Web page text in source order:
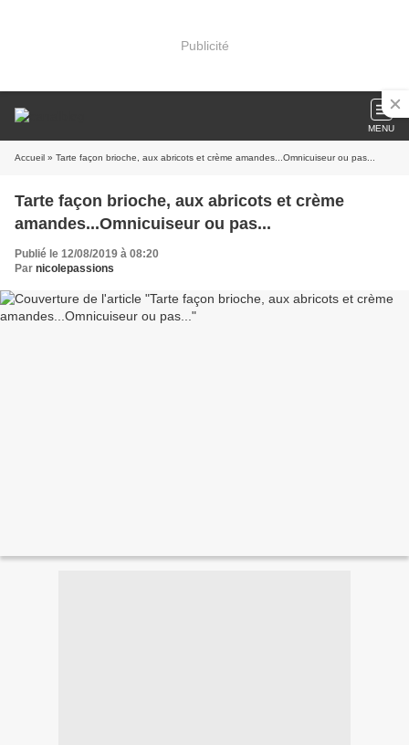
Publicité
MENU
Accueil » Tarte façon brioche, aux abricots et crème amandes...Omnicuiseur ou pas...
Tarte façon brioche, aux abricots et crème
amandes...Omnicuiseur ou pas...
Publié le 12/08/2019 à 08:20
Par nicolepassions